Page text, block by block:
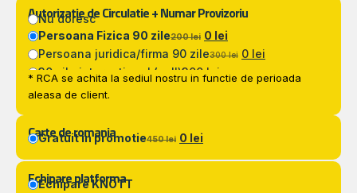
Autorizatie de Circulatie + Numar Provizoriu
Nu doresc
Persoana Fizica 90 zile200 lei 0 lei
Persoana juridica/firma 90 zile300 lei 0 lei
30 zile international (zoll)300 lei
* RCA se achita la sediul nostru in functie de perioada
aleasa de client.
Carte de romania
Gratuit in promotie450 lei 0 lei
Echipare platforma
Echipare KNOTT